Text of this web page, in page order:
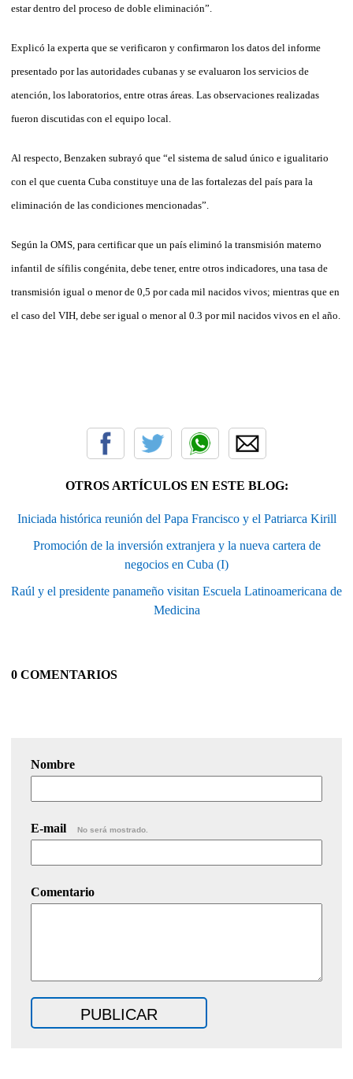
estar dentro del proceso de doble eliminación”.
Explicó la experta que se verificaron y confirmaron los datos del informe
presentado por las autoridades cubanas y se evaluaron los servicios de
atención, los laboratorios, entre otras áreas. Las observaciones realizadas
fueron dis­­cutidas con el equipo local.
Al respecto, Benzaken subrayó que “el sistema de salud único e igualitario
con el que cuenta Cuba constituye una de las fortalezas del país para la
eliminación de las condiciones mencionadas”.
Según la OMS, para certificar que un país eliminó la transmisión materno
infantil de sífilis congénita, debe tener, entre otros indicadores, una tasa de
transmisión igual o menor de 0,5 por cada mil nacidos vivos; mientras que en
el caso del VIH, debe ser igual o menor al 0.3 por mil nacidos vivos en el año.
OTROS ARTÍCULOS EN ESTE BLOG:
Iniciada histórica reunión del Papa Francisco y el Patriarca Kirill
Promoción de la inversión extranjera y la nueva cartera de
negocios en Cuba (I)
Raúl y el presidente panameño visitan Escuela Latinoamericana de
Medicina
0 COMENTARIOS
Nombre
E-mail No será mostrado.
Comentario